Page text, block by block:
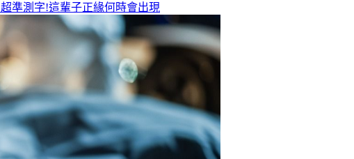
超準測字!這輩子正緣何時會出現